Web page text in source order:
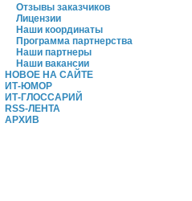
Отзывы заказчиков
Лицензии
Наши координаты
Программа партнерства
Наши партнеры
Наши вакансии
НОВОЕ НА САЙТЕ
ИТ-ЮМОР
ИТ-ГЛОССАРИЙ
RSS-ЛЕНТА
АРХИВ